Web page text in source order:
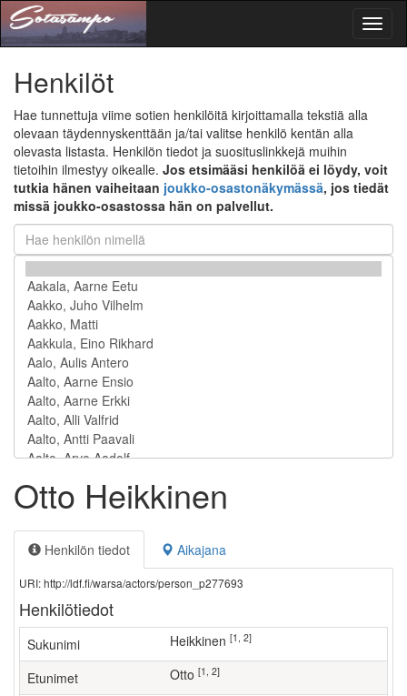
Henkilöt
Hae tunnettuja viime sotien henkilöitä kirjoittamalla tekstiä alla
olevaan täydennyskenttään ja/tai valitse henkilö kentän alla
olevasta listasta. Henkilön tiedot ja suosituslinkkejä muihin
tietoihin ilmestyy oikealle. Jos etsimääsi henkilöä ei löydy, voit
tutkia hänen vaiheitaan joukko-osastonäkymässä, jos tiedät
missä joukko-osastossa hän on palvellut.
Otto Heikkinen
Henkilön tiedot Aikajana
URI: http://ldf.fi/warsa/actors/person_p277693
Henkilötiedot
Sukunimi Heikkinen [1, 2]
Etunimet Otto [1, 2]